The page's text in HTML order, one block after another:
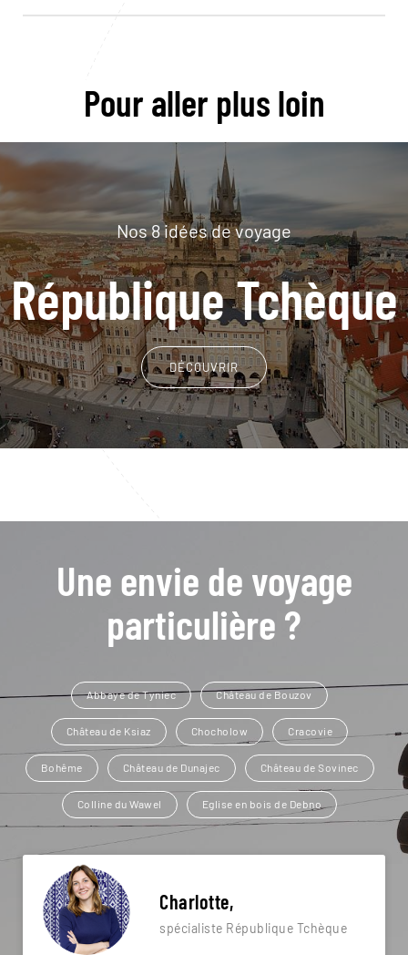
Pour aller plus loin
Nos 8 idées de voyage
République Tchèque
DÉCOUVRIR
Une envie de voyage
particulière ?
Abbaye de Tyniec Château de Bouzov
Château de Ksiaz Chocholow Cracovie
Bohême Château de Dunajec Château de Sovinec
Colline du Wawel Eglise en bois de Debno
Charlotte,
spécialiste République Tchèque